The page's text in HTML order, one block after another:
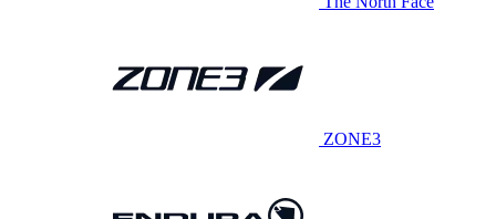
ZONE3